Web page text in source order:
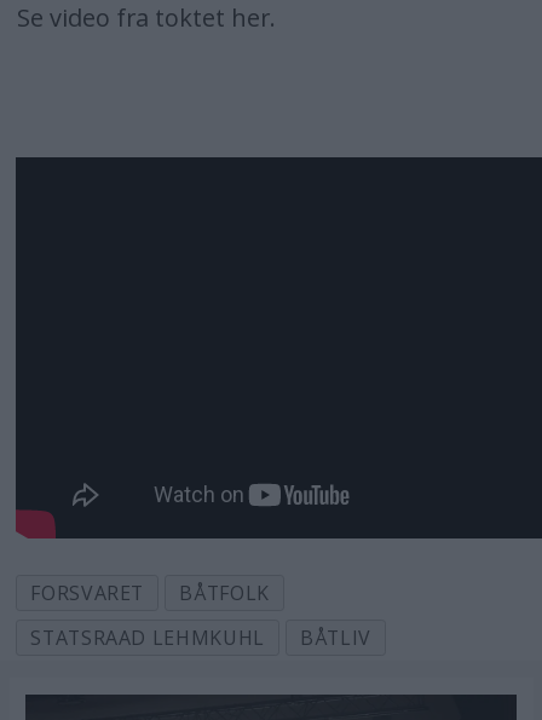
Se video fra toktet her.
FORSVARET
BÅTFOLK
STATSRAAD LEHMKUHL
BÅTLIV